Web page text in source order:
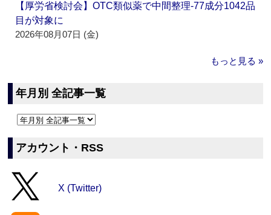
【厚労省検討会】OTC類似薬で中間整理‐77成分1042品
目が対象に
2026年08月07日 (金)
もっと見る »
年月別 全記事一覧
アカウント・RSS
X (Twitter)